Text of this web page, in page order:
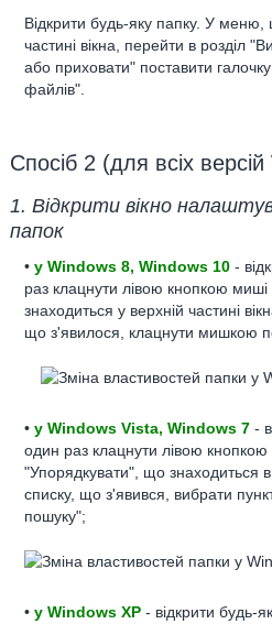
Відкрити будь-яку папку. У меню,
частині вікна, перейти в розділ
або приховати" поставити
файлів".
Спосіб 2 (для всіх
1. Відкрити вікно
папок
•у Windows 8, Windows 10 -
раз клацнути лівою кнопкою
знаходиться у верхній частині
що з'явилося, клацнути мишкою
•у Windows Vista, Windows 7 -
один раз клацнути лівою
"Упорядкувати", що знаходиться в
списку, що з'явився, вибрати
пошуку";
•у Windows XP - відкрити будь-